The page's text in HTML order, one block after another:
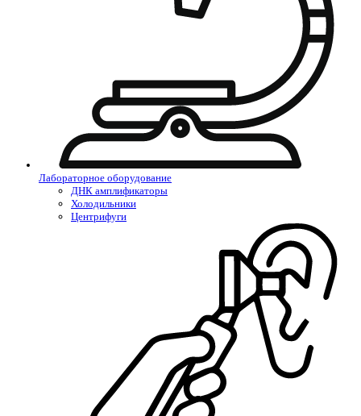
Лабораторное оборудование
ДНК амплификаторы
Холодильники
Центрифуги